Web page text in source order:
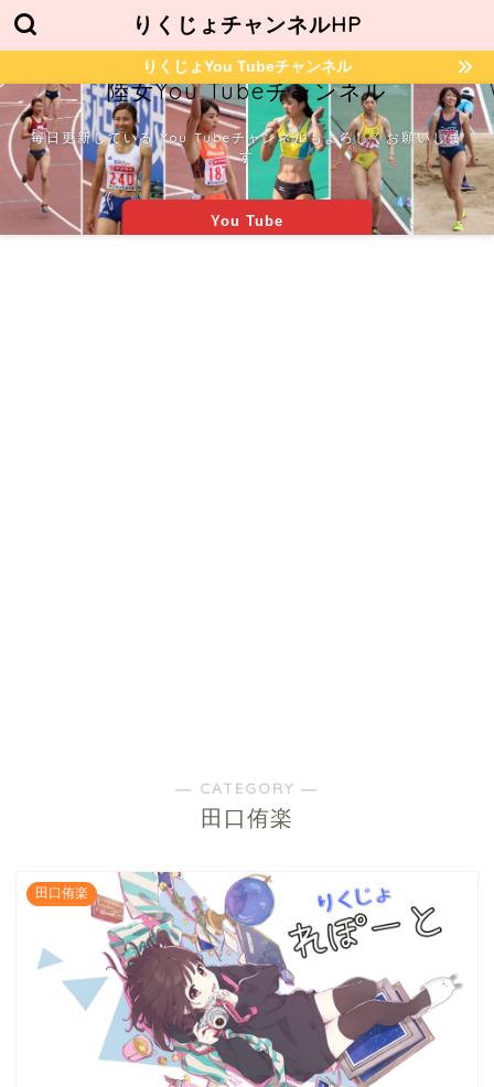
りくじょチャンネルHP
りくじょYou Tubeチャンネル
陸女You Tubeチャンネル
毎日更新している You Tubeチャンネルもよろしくお願いしま
す
You Tube
― CATEGORY ―
田口侑楽
田口侑楽